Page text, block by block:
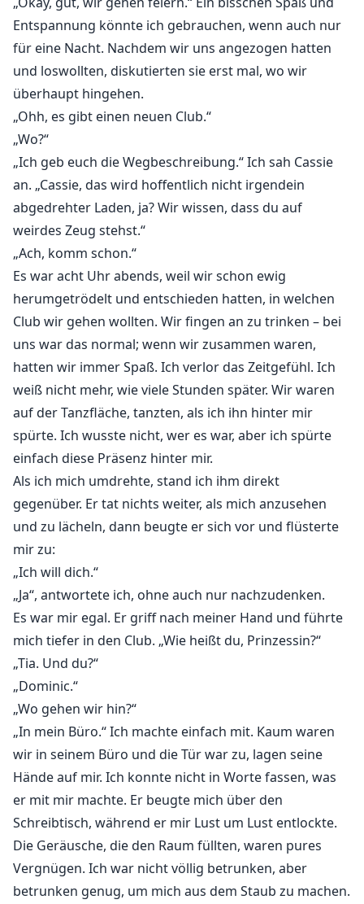
Entspannung könnte ich gebrauchen, wenn auch nur
für eine Nacht. Nachdem wir uns angezogen hatten
und loswollten, diskutierten sie erst mal, wo wir
überhaupt hingehen.
„Ohh, es gibt einen neuen Club.“
„Wo?“
„Ich geb euch die Wegbeschreibung.“ Ich sah Cassie
an. „Cassie, das wird hoffentlich nicht irgendein
abgedrehter Laden, ja? Wir wissen, dass du auf
weirdes Zeug stehst.“
„Ach, komm schon.“
Es war acht Uhr abends, weil wir schon ewig
herumgetrödelt und entschieden hatten, in welchen
Club wir gehen wollten. Wir fingen an zu trinken – bei
uns war das normal; wenn wir zusammen waren,
hatten wir immer Spaß. Ich verlor das Zeitgefühl. Ich
weiß nicht mehr, wie viele Stunden später. Wir waren
auf der Tanzfläche, tanzten, als ich ihn hinter mir
spürte. Ich wusste nicht, wer es war, aber ich spürte
einfach diese Präsenz hinter mir.
Als ich mich umdrehte, stand ich ihm direkt
gegenüber. Er tat nichts weiter, als mich anzusehen
und zu lächeln, dann beugte er sich vor und flüsterte
mir zu:
„Ich will dich.“
„Ja“, antwortete ich, ohne auch nur nachzudenken.
Es war mir egal. Er griff nach meiner Hand und führte
mich tiefer in den Club. „Wie heißt du, Prinzessin?“
„Tia. Und du?“
„Dominic.“
„Wo gehen wir hin?“
„In mein Büro.“ Ich machte einfach mit. Kaum waren
wir in seinem Büro und die Tür war zu, lagen seine
Hände auf mir. Ich konnte nicht in Worte fassen, was
er mit mir machte. Er beugte mich über den
Schreibtisch, während er mir Lust um Lust entlockte.
Die Geräusche, die den Raum füllten, waren pures
Vergnügen. Ich war nicht völlig betrunken, aber
betrunken genug, um mich aus dem Staub zu machen.